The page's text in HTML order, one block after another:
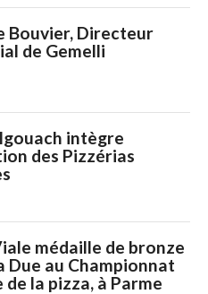
Bouvier, Directeur
de Gemelli
intègre
des Pizzérias
médaille de bronze
Due au Championnat
de la pizza, à Parme